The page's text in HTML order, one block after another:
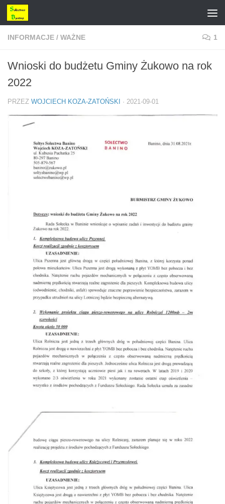
Przejdź do treści
INFORMACJE / WAŻNE 1
Wnioski do budżetu Gminy Żukowo na rok
2022
PRZEZ WOJCIECH KOZA-ZATOŃSKI · 2021-09-01